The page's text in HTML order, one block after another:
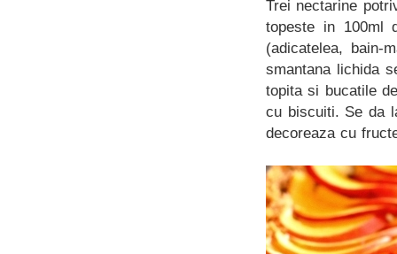
Trei nectarine
topeste in 100ml
(adicatelea, bain-
smantana lichida
topita si bucatile
cu biscuiti. Se da
decoreaza cu